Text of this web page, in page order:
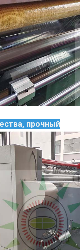
прочный